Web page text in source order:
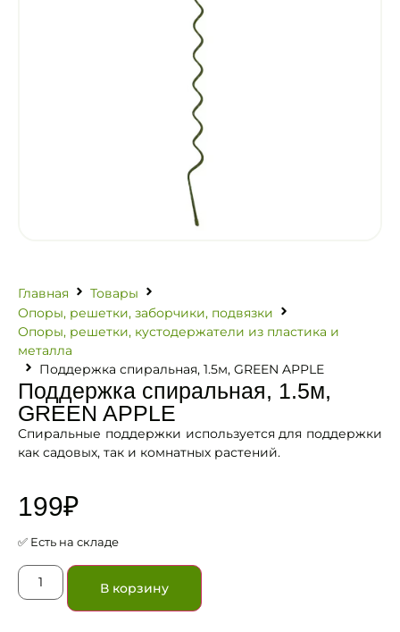
Главная
Товары
Опоры, решетки, заборчики, подвязки
Опоры, решетки, кустодержатели из пластика и
металла
Поддержка спиральная, 1.5м, GREEN APPLE
Поддержка спиральная, 1.5м,
GREEN APPLE
Спиральные поддержки используется для поддержки
как садовых, так и комнатных растений.
199₽
✅ Есть на складе
В корзину